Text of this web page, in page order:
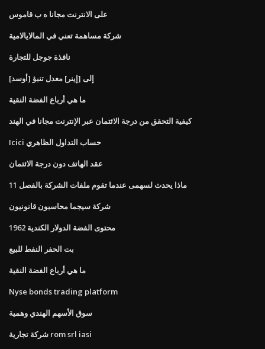
على الانترنت مجانا ه ب قاموس
شركة مساهمة تعني في المالايالامية
نافذة جوجل للتجارة
[أوسد] إلى [إينر] معدل تنبؤ
ما هي أرباع الفضة النقية
كيفية التحقق من درجة الائتمان عبر الإنترنت مجانا في الهند
Icici حساب التداول الظاهري
عقد الهاتف دون درجة الائتمان
ماذا يحدث لسهمى عندما تقوم ملفات الشركة بالفصل 11
شركة سيجما محاسبون قانونيون
1962 محتوى الفضة الدولار الكندية
بت الحفر النفط للبيع
ما هي أرباع الفضة النقية
Nyse bonds trading platform
سوق الأسهم الهندي وهمية
شركة تجارية rom srl iasi